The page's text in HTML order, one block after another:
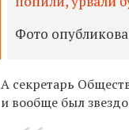
Фото
А секретарь
и вообще был